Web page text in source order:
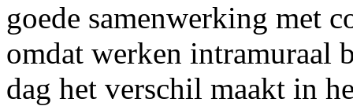
goede samenwerking met
omdat werken intramuraal
dag het verschil maakt in